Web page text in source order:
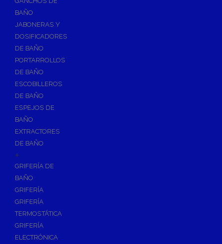
Accesorios y Grupos Contra Incendios
Calderas y estufas de biomasa
Sistemas de Energía Solar Térmica
Estructuras de soporte
Sistemas de Aerotermia
Sistemas de Energía Solar Fotovoltaica
Paneles
Inversores
Baterías
Estructuras
Fontanería
Aislamientos para Tuberías
Accesorios para Instalación de Gas
Válvulas para Gas
Accesorios y Repuestos de Gas
BAÑO
JABONERAS Y
DOSIFICADORES
DE BAÑO
PORTARROLLOS
DE BAÑO
ESCOBILLEROS
DE BAÑO
ESPEJOS DE
BAÑO
EXTRACTORES
DE BAÑO
+
GRIFERÍA DE
BAÑO
GRIFERÍA
GRIFERÍA
TERMOSTÁTICA
GRIFERÍA
ELECTRÓNICA